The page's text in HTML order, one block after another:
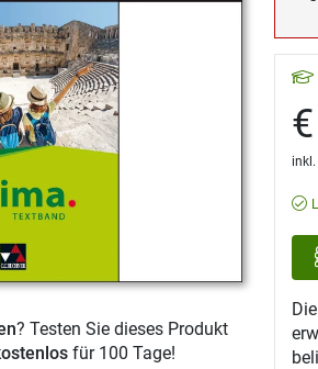
? Testen Sie dieses Produkt
für 100 Tage!